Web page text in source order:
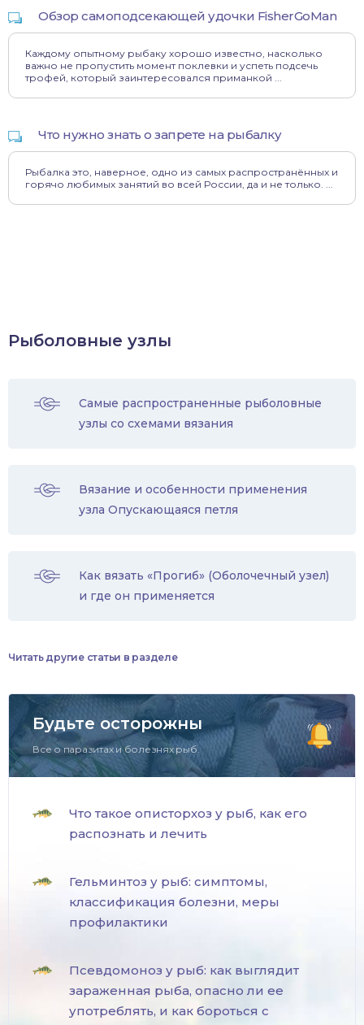
Обзор самоподсекающей удочки FisherGoMan
Каждому опытному рыбаку хорошо известно, насколько
важно не пропустить момент поклевки и успеть подсечь
трофей, который заинтересовался приманкой ...
Что нужно знать о запрете на рыбалку
Рыбалка это, наверное, одно из самых распространённых и
горячо любимых занятий во всей России, да и не только. ...
Рыболовные узлы
Самые распространенные рыболовные
узлы со схемами вязания
Вязание и особенности применения
узла Опускающаяся петля
Как вязать «Прогиб» (Оболочечный узел)
и где он применяется
Читать другие статьи в разделе
Будьте осторожны
Все о паразитах и болезнях рыб.
Что такое описторхоз у рыб, как его
распознать и лечить
Гельминтоз у рыб: симптомы,
классификация болезни, меры
профилактики
Псевдомоноз у рыб: как выглядит
зараженная рыба, опасно ли ее
употреблять, и как бороться с